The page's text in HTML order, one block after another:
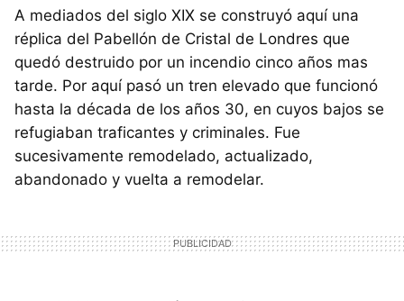
A mediados del siglo XIX se construyó aquí una
réplica del Pabellón de Cristal de Londres que
quedó destruido por un incendio cinco años mas
tarde. Por aquí pasó un tren elevado que funcionó
hasta la década de los años 30, en cuyos bajos se
refugiaban traficantes y criminales. Fue
sucesivamente remodelado, actualizado,
abandonado y vuelta a remodelar.